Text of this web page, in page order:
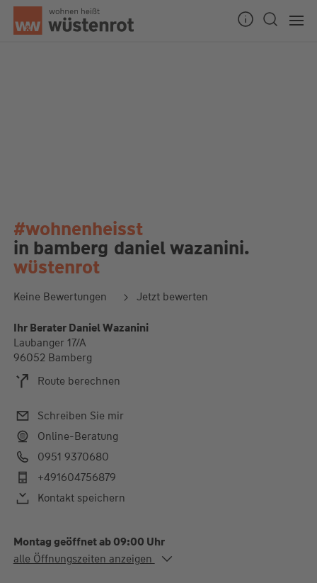
#wohnenheisst
in bamberg daniel wazanini.
wüstenrot
Keine Bewertungen Jetzt bewerten
Ihr Berater Daniel Wazanini
Laubanger 17/A
96052 Bamberg
Route berechnen
Schreiben Sie mir
Online-Beratung
0951 9370680
+491604756879
Kontakt speichern
Montag geöffnet ab 09:00 Uhr
Alle Öffnungszeiten
alle Öffnungszeiten anzeigen